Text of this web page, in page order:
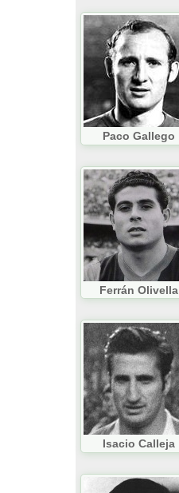
Paco Gallego
Ferrán Olivella
Isacio Calleja